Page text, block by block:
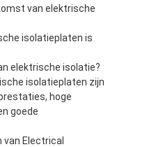
van elektrische
isolatieplaten is
elektrische isolatie?
isolatieplaten zijn
hoge
goede
van Electrical